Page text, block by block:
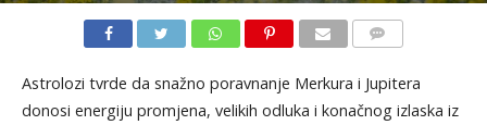
Astrolozi tvrde da snažno poravnanje Merkura i Jupitera
donosi energiju promjena, velikih odluka i konačnog izlaska iz